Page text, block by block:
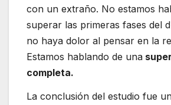
con un extraño. No estamos
superar las primeras fases del
no haya dolor al pensar en la
Estamos hablando de una
completa.
La conclusión del estudio fue